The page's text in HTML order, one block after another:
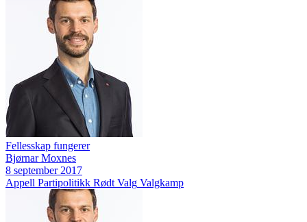
Fellesskap fungerer
Bjørnar Moxnes
8 september 2017
Appell Partipolitikk Rødt Valg Valgkamp